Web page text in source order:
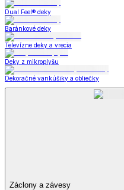
Dual Feel® deky
Baránkové deky
Televízne deky a vrecia
Deky z mikroplyšu
Dekoračné vankúšiky a obliečky
Záclony a závesy